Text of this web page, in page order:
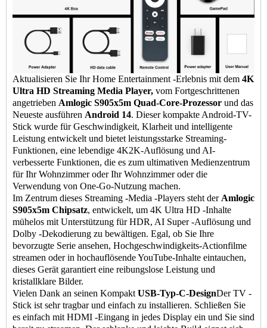
Aktualisieren Sie Ihr Home Entertainment -Erlebnis mit dem 4K
Ultra HD Streaming Media Player, vom Fortgeschrittenen
angetrieben Amlogic S905x5m Quad-Core-Prozessor und das
Neueste ausführen Android 14. Dieser kompakte Android-TV-
Stick wurde für Geschwindigkeit, Klarheit und intelligente
Leistung entwickelt und bietet leistungsstarke Streaming-
Funktionen, eine lebendige 4K2K-Auflösung und AI-
verbesserte Funktionen, die es zum ultimativen Medienzentrum
für Ihr Wohnzimmer oder Ihr Wohnzimmer oder die
Verwendung von One-Go-Nutzung machen.
Im Zentrum dieses Streaming -Media -Players steht der Amlogic
S905x5m Chipsatz, entwickelt, um 4K Ultra HD -Inhalte
mühelos mit Unterstützung für HDR, AI Super -Auflösung und
Dolby -Dekodierung zu bewältigen. Egal, ob Sie Ihre
bevorzugte Serie ansehen, Hochgeschwindigkeits-Actionfilme
streamen oder in hochauflösende YouTube-Inhalte eintauchen,
dieses Gerät garantiert eine reibungslose Leistung und
kristallklare Bilder.
Vielen Dank an seinen Kompakt USB-Typ-C-DesignDer TV -
Stick ist sehr tragbar und einfach zu installieren. Schließen Sie
es einfach mit HDMI -Eingang in jedes Display ein und Sie sind